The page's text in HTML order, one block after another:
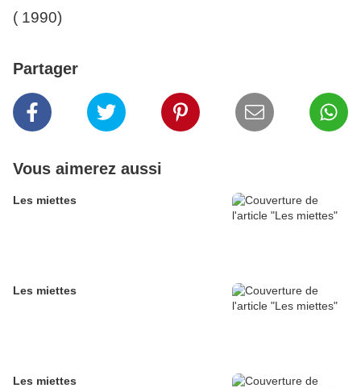
( 1990)
Partager
Vous aimerez aussi
Les miettes
Les miettes
Les miettes